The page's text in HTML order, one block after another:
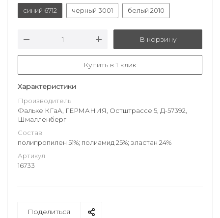
синий 6712
черный 3001 белый 2010
В корзину
Купить в 1 клик
Характеристики
Производитель
Фальке КГаА, ГЕРМАНИЯ, Остштрассе 5, Д-57392,
Шмалленберг
Состав
полипропилен 51%; полиамид 25%; эластан 24%
Артикул
16733
Поделиться